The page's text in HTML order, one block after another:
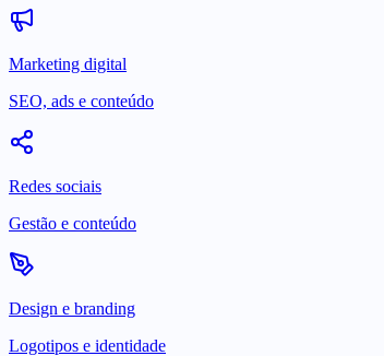
Marketing digital
SEO, ads e conteúdo
Redes sociais
Gestão e conteúdo
Design e branding
Logotipos e identidade